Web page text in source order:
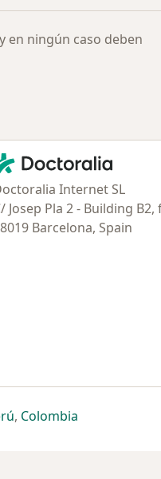
en ningún caso deben
- Página de inicio
Internet SL
Josep Pla 2 - Building
Barcelona, Spain
pestañapestaña
en una nueva pestaña
se abre en una nueva
, Colombiase abre en